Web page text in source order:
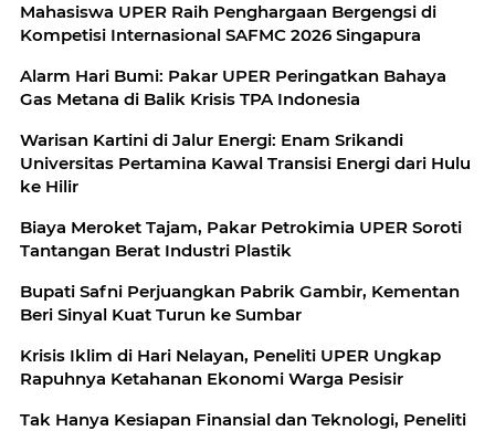
Mahasiswa UPER Raih Penghargaan Bergengsi di
Kompetisi Internasional SAFMC 2026 Singapura
Alarm Hari Bumi: Pakar UPER Peringatkan Bahaya
Gas Metana di Balik Krisis TPA Indonesia
Warisan Kartini di Jalur Energi: Enam Srikandi
Universitas Pertamina Kawal Transisi Energi dari Hulu
ke Hilir
Biaya Meroket Tajam, Pakar Petrokimia UPER Soroti
Tantangan Berat Industri Plastik
Bupati Safni Perjuangkan Pabrik Gambir, Kementan
Beri Sinyal Kuat Turun ke Sumbar
Krisis Iklim di Hari Nelayan, Peneliti UPER Ungkap
Rapuhnya Ketahanan Ekonomi Warga Pesisir
Tak Hanya Kesiapan Finansial dan Teknologi, Peneliti